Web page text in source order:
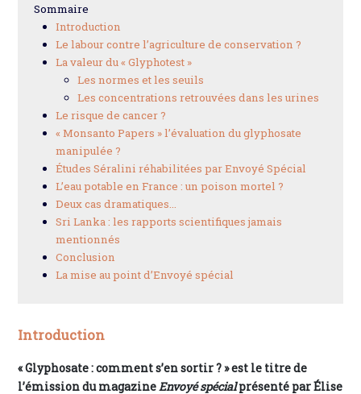
Sommaire
Introduction
Le labour contre l’agriculture de conservation ?
La valeur du « Glyphotest »
Les normes et les seuils
Les concentrations retrouvées dans les urines
Le risque de cancer ?
« Monsanto Papers » l’évaluation du glyphosate
manipulée ?
Études Séralini réhabilitées par Envoyé Spécial
L’eau potable en France : un poison mortel ?
Deux cas dramatiques…
Sri Lanka : les rapports scientifiques jamais
mentionnés
Conclusion
La mise au point d’Envoyé spécial
Introduction
« Glyphosate : comment s’en sortir ? » est le titre de
l’émission du magazine Envoyé spécialprésenté par Élise